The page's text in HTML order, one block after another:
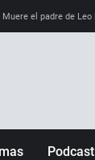
Muere el padre de Leo
Podcast